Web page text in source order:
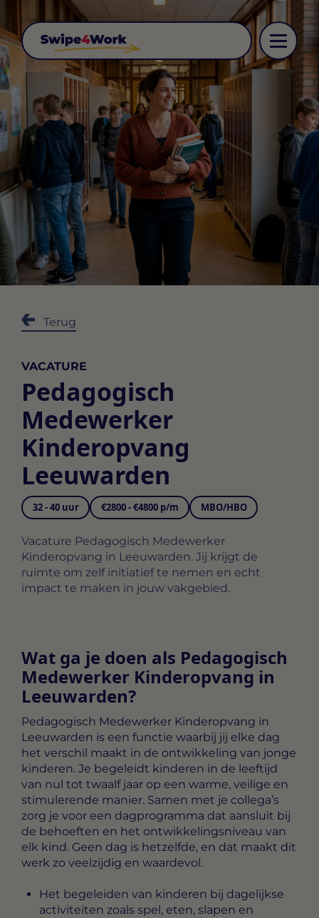
Terug
VACATURE
Pedagogisch
Medewerker
Kinderopvang
Leeuwarden
32 - 40 uur €2800 - €4800 p/m MBO/HBO
Vacature Pedagogisch Medewerker
Kinderopvang in Leeuwarden. Jij krijgt de
ruimte om zelf initiatief te nemen en echt
impact te maken in jouw vakgebied.
Wat ga je doen als Pedagogisch
Medewerker Kinderopvang in
Leeuwarden?
Pedagogisch Medewerker Kinderopvang in
Leeuwarden is een functie waarbij jij elke dag
het verschil maakt in de ontwikkeling van jonge
kinderen. Je begeleidt kinderen in de leeftijd
van nul tot twaalf jaar op een warme, veilige en
stimulerende manier. Samen met je collega’s
zorg je voor een dagprogramma dat aansluit bij
de behoeften en het ontwikkelingsniveau van
elk kind. Geen dag is hetzelfde, en dat maakt dit
werk zo veelzijdig en waardevol.
Het begeleiden van kinderen bij dagelijkse
activiteiten zoals spel, eten, slapen en